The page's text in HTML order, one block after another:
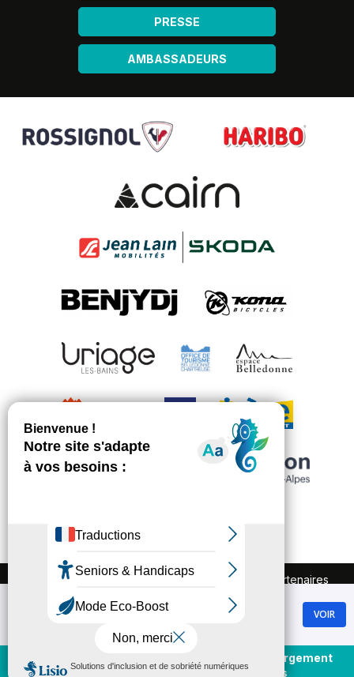
En direct
Achat et rechargement
forfaits
PRESSE
AMBASSADEURS
Recrutement Marchés publics
Partenaires
Mentions légales
Politique de confidentialité
Conditions Générales de Vente
Gestion des cookies
Chamrousse
GRATUIT - Sur Google Play VOIR